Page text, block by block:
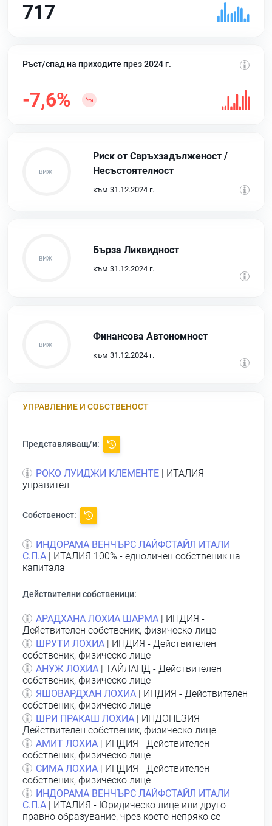
717
Ръст/спад на приходите през 2024 г.
-7,6%
Риск от Свръхзадълженост /
Несъстоятелност
към 31.12.2024 г.
Бърза Ликвидност
към 31.12.2024 г.
Финансова Автономност
към 31.12.2024 г.
УПРАВЛЕНИЕ И СОБСТВЕНОСТ
Представляващ/и:
РОКО ЛУИДЖИ КЛЕМЕНТЕ | ИТАЛИЯ -
управител
Собственост:
ИНДОРАМА ВЕНЧЪРС ЛАЙФСТАЙЛ ИТАЛИ
С.П.А | ИТАЛИЯ 100% - едноличен собственик на
капитала
Действителни собственици:
АРАДХАНА ЛОХИА ШАРМА | ИНДИЯ -
Действителен собственик, физическо лице
ШРУТИ ЛОХИА | ИНДИЯ - Действителен
собственик, физическо лице
АНУЖ ЛОХИА | ТАЙЛАНД - Действителен
собственик, физическо лице
ЯШОВАРДХАН ЛОХИА | ИНДИЯ - Действителен
собственик, физическо лице
ШРИ ПРАКАШ ЛОХИА | ИНДОНЕЗИЯ -
Действителен собственик, физическо лице
АМИТ ЛОХИА | ИНДИЯ - Действителен
собственик, физическо лице
СИМА ЛОХИА | ИНДИЯ - Действителен
собственик, физическо лице
ИНДОРАМА ВЕНЧЪРС ЛАЙФСТАЙЛ ИТАЛИ
С.П.А | ИТАЛИЯ - Юридическо лице или друго
правно образувание, чрез което непряко се